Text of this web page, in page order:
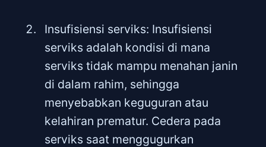
Insufisiensi serviks: Insufisiensi
serviks adalah kondisi di mana
serviks tidak mampu menahan janin
di dalam rahim, sehingga
menyebabkan keguguran atau
kelahiran prematur. Cedera pada
serviks saat menggugurkan